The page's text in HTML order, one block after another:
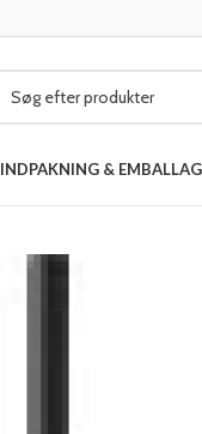
INDPAKNING &